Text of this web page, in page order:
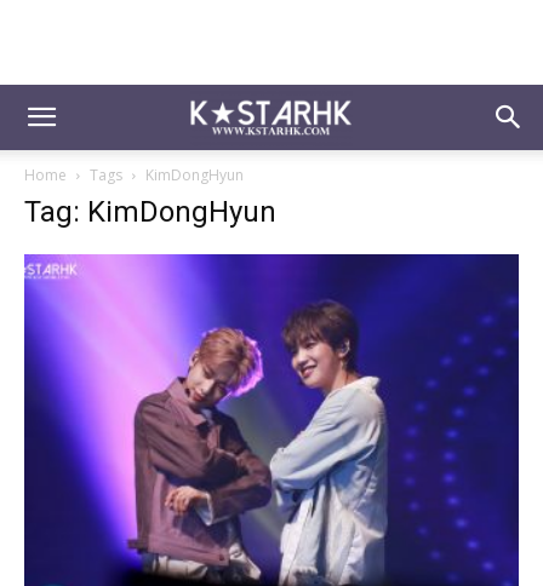
Home Tags KimDongHyun
Tag: KimDongHyun